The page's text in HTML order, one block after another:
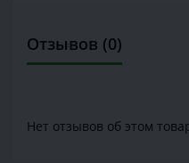
Отзывов (0)
Нет отзывов об этом